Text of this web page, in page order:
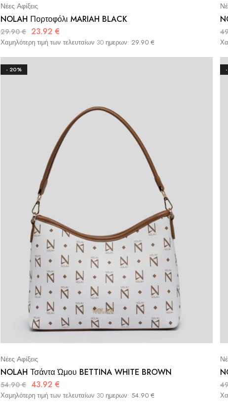
Νέες Αφίξεις
NOLAH Πορτοφόλι MARIAH BLACK
29.90€ 23.92 €
Χαμηλότερη τιμή των τελευταίων 30 ημερων: 29.90 €
- 20%
Νέες Αφίξεις
NOLAH Τσάντα Ώμου BETTINA WHITE BROWN
54.90€ 43.92 €
Χαμηλότερη τιμή των τελευταίων 30 ημερων: 54.90 €